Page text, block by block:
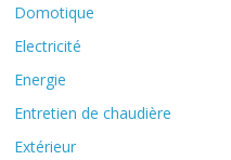
Domotique
Electricité
Energie
Entretien de chaudière
Extérieur